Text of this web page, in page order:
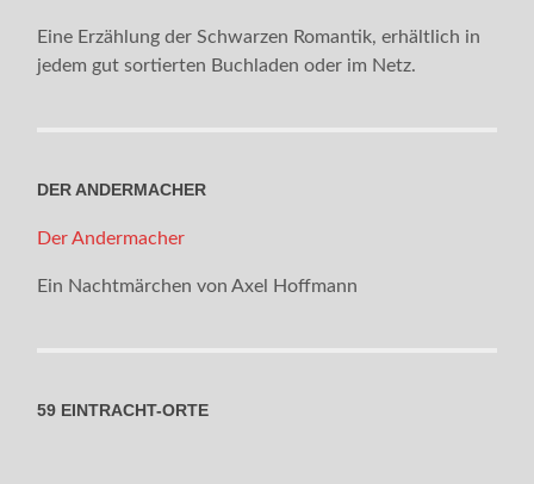
Eine Erzählung der Schwarzen Romantik, erhältlich in
jedem gut sortierten Buchladen oder im Netz.
DER ANDERMACHER
Der Andermacher
Ein Nachtmärchen von Axel Hoffmann
59 EINTRACHT-ORTE